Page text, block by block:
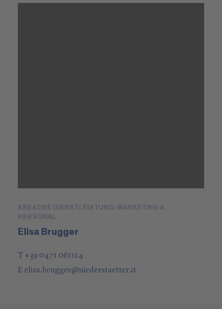
KREATIVE DIENSTLEISTUNG: MARKETING &
PERSONAL
Elisa Brugger
T +39 0471 061114
E elisa.brugger@niederstaetter.it